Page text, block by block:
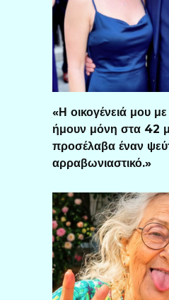
«Η οικογένειά μου
ήμουν μόνη στα 42
προσέλαβα έναν
αρραβωνιαστικό.»